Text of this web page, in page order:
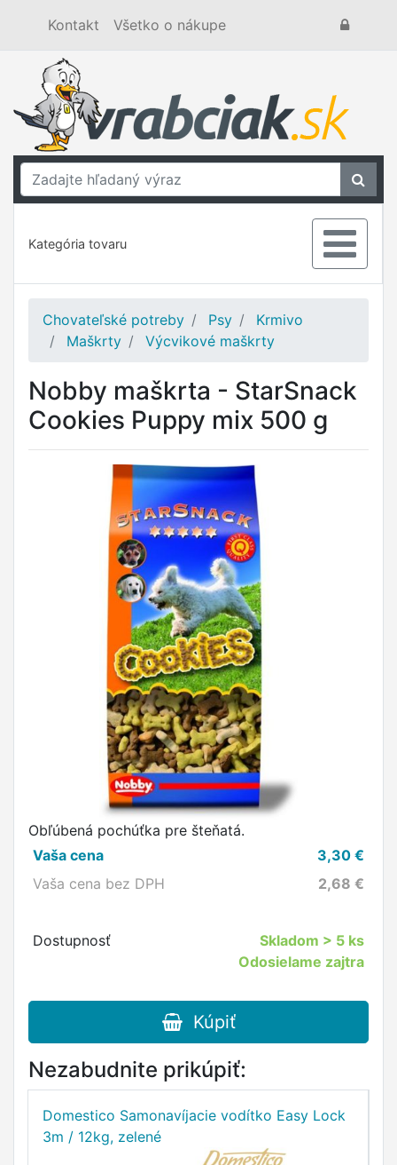
Kontakt Všetko o nákupe
Kategória tovaru
Chovateľské potreby Psy
Krmivo
Maškrty
Výcvikové maškrty
Nobby maškrta - StarSnack
Cookies Puppy mix 500 g
Obľúbená pochúťka pre šteňatá.
Vaša cena
3,30 €
Vaša cena bez DPH
2,68 €
Dostupnosť Skladom > 5 ks
Odosielame zajtra
Kúpiť
Nezabudnite prikúpiť:
Domestico Samonavíjacie vodítko Easy Lock
3m / 12kg, zelené